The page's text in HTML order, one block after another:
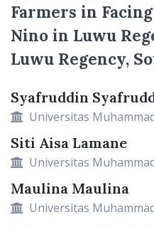
Farmers in
Nino in Luwu
Luwu Regency,
Main Article
Syafruddin
Universitas
Siti Aisa Lamane
Universitas
Maulina Maulina
Universitas